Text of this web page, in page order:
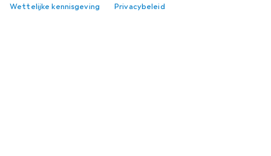
Wettelijke kennisgeving Privacybeleid